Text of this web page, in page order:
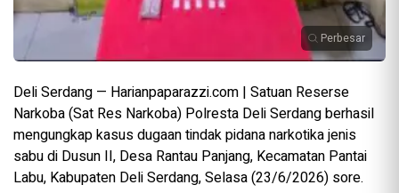
Perbesar
Deli Serdang — Harianpaparazzi.com | Satuan Reserse
Narkoba (Sat Res Narkoba) Polresta Deli Serdang berhasil
mengungkap kasus dugaan tindak pidana narkotika jenis
sabu di Dusun II, Desa Rantau Panjang, Kecamatan Pantai
Labu, Kabupaten Deli Serdang, Selasa (23/6/2026) sore.